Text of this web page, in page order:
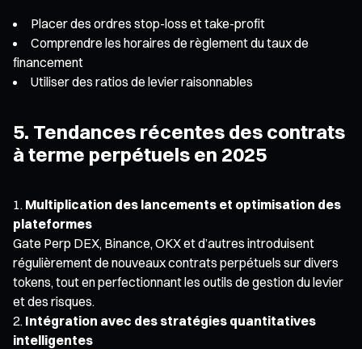
Placer des ordres stop-loss et take-profit
Comprendre les horaires de règlement du taux de
financement
Utiliser des ratios de levier raisonnables
5. Tendances récentes des contrats
à terme perpétuels en 2025
Multiplication des lancements et optimisation des
plateformes
Gate Perp DEX, Binance, OKX et d’autres introduisent
régulièrement de nouveaux contrats perpétuels sur divers
tokens, tout en perfectionnant les outils de gestion du levier
et des risques.
Intégration avec des stratégies quantitatives
intelligentes